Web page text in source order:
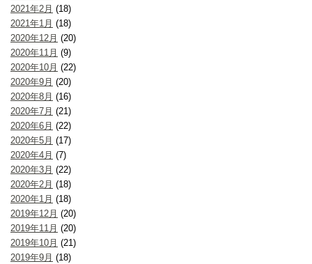
2021年2月 (18)
2021年1月 (18)
2020年12月 (20)
2020年11月 (9)
2020年10月 (22)
2020年9月 (20)
2020年8月 (16)
2020年7月 (21)
2020年6月 (22)
2020年5月 (17)
2020年4月 (7)
2020年3月 (22)
2020年2月 (18)
2020年1月 (18)
2019年12月 (20)
2019年11月 (20)
2019年10月 (21)
2019年9月 (18)